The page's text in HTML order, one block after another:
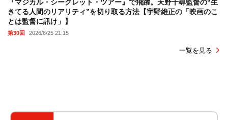
『マジカル・シークレット・ツアー』で飛躍。天野千尋監督の“生
きてる人間のリアリティ”を切り取る方法【宇野維正の「映画のこ
とは監督に訊け」】
第30回 2026/6/25 21:15
一覧を見る